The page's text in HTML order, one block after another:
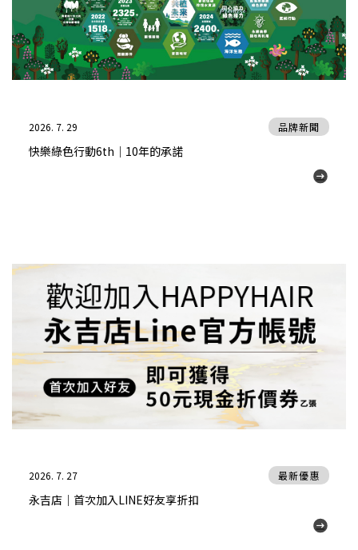
2026. 7. 29
快樂綠色行動6th｜10年的承諾
品牌新聞
2026. 7. 27
永吉店｜首次加入LINE好友享折扣
最新優惠